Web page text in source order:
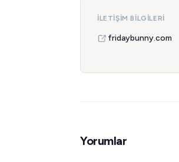
İLETIŞIM BILGILERI
fridaybunny.com
Yorumlar